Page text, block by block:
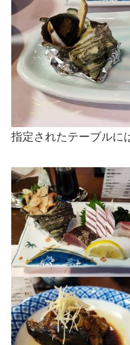
指定されたテーブルに